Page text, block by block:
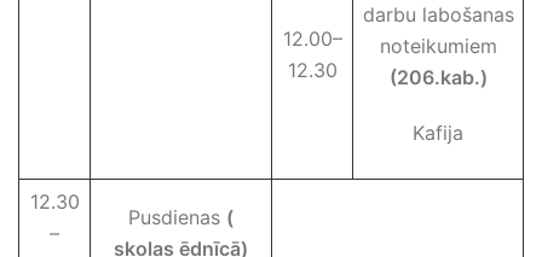
12.00–
12.30
darbu labošanas
noteikumiem
(206.kab.)
Kafija
12.30
–
Pusdienas (
skolas ēdnīcā)